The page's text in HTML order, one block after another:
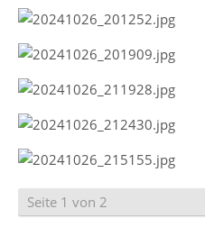
Seite 1 von 2